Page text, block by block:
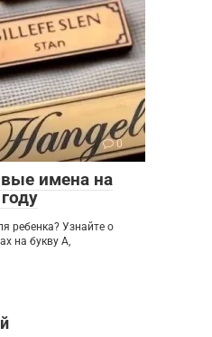
0
имена на
ребенка? Узнайте о
на букву А,